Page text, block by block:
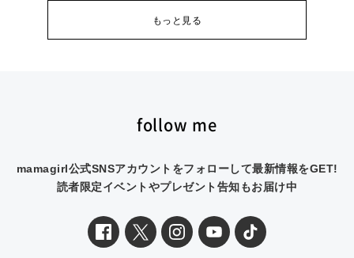
もっと見る
follow me
mamagirl公式SNSアカウントをフォローして最新情報をGET!
読者限定イベントやプレゼント告知もお届け中